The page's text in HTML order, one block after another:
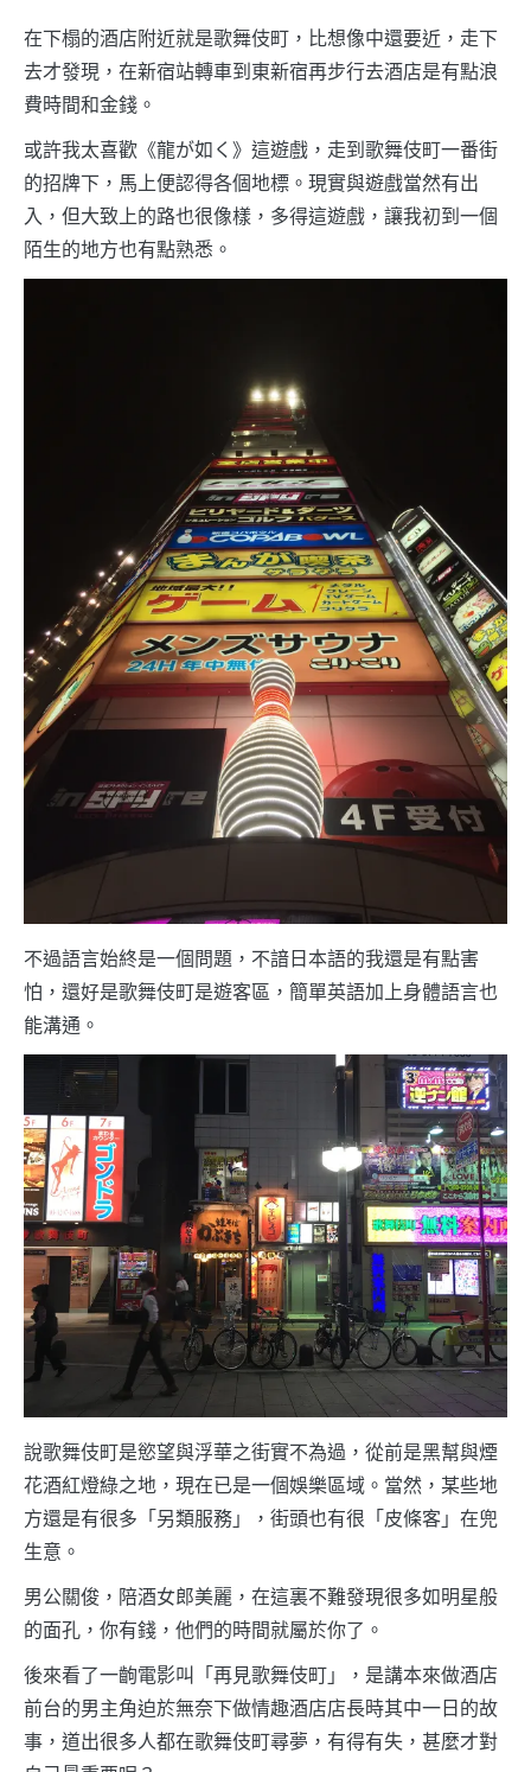
在下榻的酒店附近就是歌舞伎町，比想像中還要近，走下
去才發現，在新宿站轉車到東新宿再步行去酒店是有點浪
費時間和金錢。
或許我太喜歡《龍が如く》這遊戲，走到歌舞伎町一番街
的招牌下，馬上便認得各個地標。現實與遊戲當然有出
入，但大致上的路也很像樣，多得這遊戲，讓我初到一個
陌生的地方也有點熟悉。
不過語言始終是一個問題，不諳日本語的我還是有點害
怕，還好是歌舞伎町是遊客區，簡單英語加上身體語言也
能溝通。
說歌舞伎町是慾望與浮華之街實不為過，從前是黑幫與煙
花酒紅燈綠之地，現在已是一個娛樂區域。當然，某些地
方還是有很多「另類服務」，街頭也有很「皮條客」在兜
生意。
男公關俊，陪酒女郎美麗，在這裏不難發現很多如明星般
的面孔，你有錢，他們的時間就屬於你了。
後來看了一齣電影叫「再見歌舞伎町」，是講本來做酒店
前台的男主角迫於無奈下做情趣酒店店長時其中一日的故
事，道出很多人都在歌舞伎町尋夢，有得有失，甚麼才對